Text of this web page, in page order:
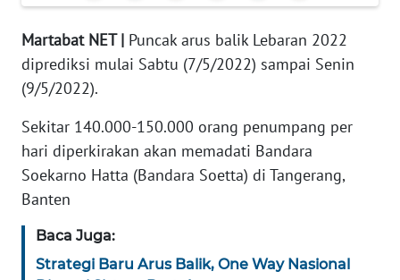
Martabat NET | Puncak arus balik Lebaran 2022
diprediksi mulai Sabtu (7/5/2022) sampai Senin
(9/5/2022).
Sekitar 140.000-150.000 orang penumpang per
hari diperkirakan akan memadati Bandara
Soekarno Hatta (Bandara Soetta) di Tangerang,
Banten
Baca Juga:
Strategi Baru Arus Balik, One Way Nasional
WAHANA
UMKM
SELEB
PERSONA
WAHANA